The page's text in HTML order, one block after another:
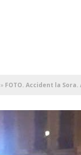
» FOTO. Accident la